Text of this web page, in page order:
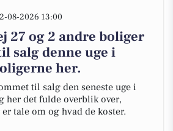
08-2026 13:00
27 og 2 andre boliger
salg denne uge i
her.
til salg den seneste uge i
her det fulde overblik over,
tale om og hvad de koster.